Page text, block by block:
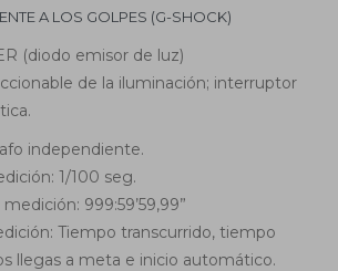
A LOS GOLPES (G-SHOCK)
(diodo emisor de luz)
de la iluminación; interruptor
independiente.
1/100 seg.
999:59’59,99”
Tiempo transcurrido, tiempo
llegas a meta e inicio automático.